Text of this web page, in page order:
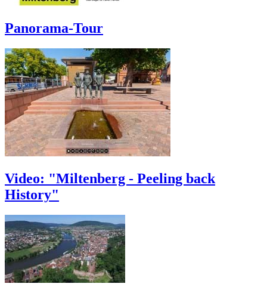
Panorama-Tour
Video: "Miltenberg - Peeling back
History"